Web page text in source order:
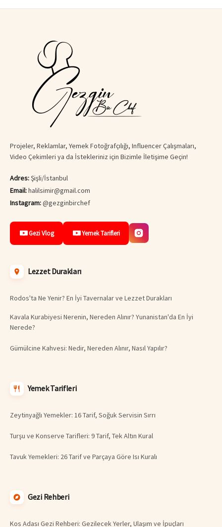
Projeler, Reklamlar, Yemek Fotoğrafçılığı, Influencer Çalışmaları,
Video Çekimleri ya da İstekleriniz için Bizimle İletişime Geçin!
Adres:Şişli/İstanbul
Email:halilsimir@gmail.com
Instagram:@gezginbirchef
Gezi Vlog Yemek Tarifleri
Lezzet Durakları
Rodos'ta Ne Yenir? En İyi Tavernalar ve Lezzet Durakları
Kavala Kurabiyesi Nerenin, Nereden Alınır? Yunanistan'da En İyi
Nerede?
Gümülcine Kahvesi: Nedir, Nereden Alınır, Nasıl Yapılır?
Yemek Tarifleri
Zeytinyağlı Yemekler: 16 Tarif, Soğuk Servisin Sırrı
Turşu ve Konserve Tarifleri: 9 Tarif, Tek Altın Kural
Tavuk Yemekleri: 26 Tarif ve Parçaya Göre Isı Kuralı
Gezi Rehberi
Kos Adası Gezi Rehberi: Gezilecek Yerler, Ulaşım ve İpuçları